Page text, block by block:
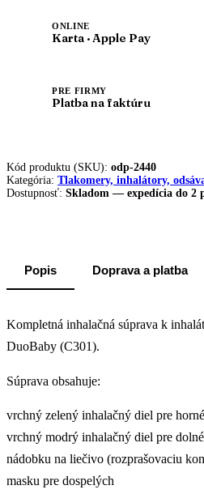
ONLINE
Karta · Apple Pay
PRE FIRMY
Platba na faktúru
Kód produktu (SKU): odp-2440
Kategória: Tlakomery, inhalátory,
Dostupnosť: Skladom — expedícia do 2
Popis Doprava a platba
Kompletná inhalačná súprava k
DuoBaby (C301).
Súprava obsahuje:
vrchný zelený inhalačný diel pre
vrchný modrý inhalačný diel pre
nádobku na liečivo (rozprašovaciu
masku pre dospelých